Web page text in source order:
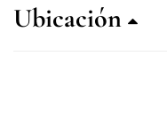
Ubicación